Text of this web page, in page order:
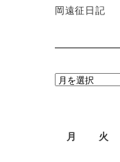
岡遠征日記
ア
月
火